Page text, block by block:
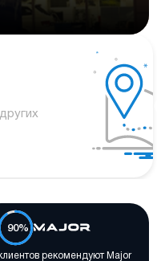
90%
рекомендуют Major